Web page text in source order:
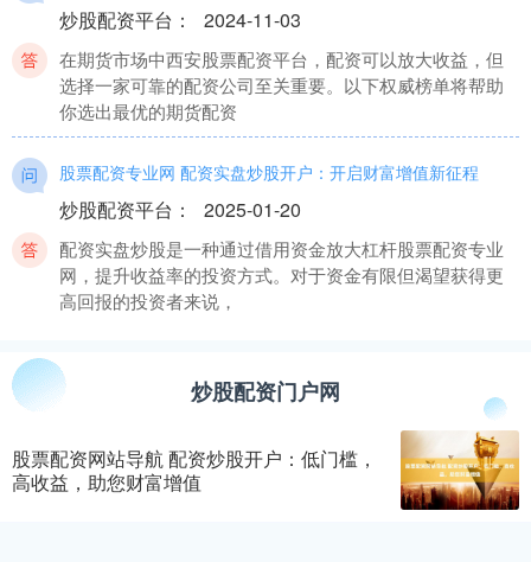
炒股配资平台 ： 2024-11-03
在期货市场中西安股票配资平台，配资可以放大收益，但
选择一家可靠的配资公司至关重要。以下权威榜单将帮助
你选出最优的期货配资
股票配资专业网 配资实盘炒股开户：开启财富增值新征程
炒股配资平台 ： 2025-01-20
配资实盘炒股是一种通过借用资金放大杠杆股票配资专业
网，提升收益率的投资方式。对于资金有限但渴望获得更
高回报的投资者来说，
昭通股票配资 发挥资本市场作用 培育和壮大新质生产力
： 2024-09-20
2024年6月1日出版的第11期《求是》杂志发表中共中央总
书记、国家主席、中央军委主席习近平的重要文章《发展
新质生产力是
炒股配资门户网
股票配资网站导航 配资炒股开户：低门槛，
高收益，助您财富增值